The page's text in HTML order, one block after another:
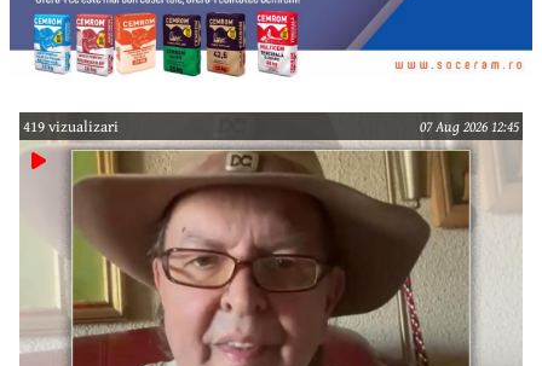
419 vizualizari 07 Aug 2026 12:45